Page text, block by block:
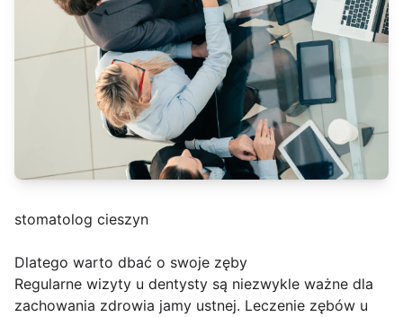
stomatolog cieszyn
Dlatego warto dbać o swoje zęby
Regularne wizyty u dentysty są niezwykle ważne dla
zachowania zdrowia jamy ustnej. Leczenie zębów u